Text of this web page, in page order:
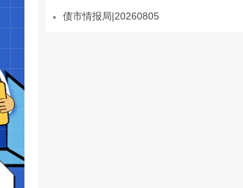
债市情报局|20260805